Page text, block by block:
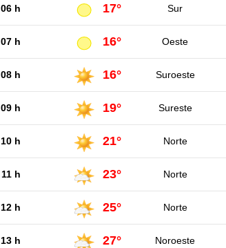
06 h 17° Sur
07 h 16° Oeste
08 h 16° Suroeste
09 h 19° Sureste
10 h 21° Norte
11 h 23° Norte
12 h 25° Norte
13 h 27° Noroeste